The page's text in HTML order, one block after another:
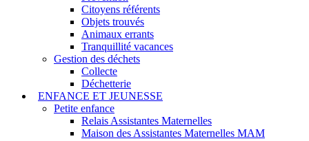
Citoyens référents
Objets trouvés
Animaux errants
Tranquillité vacances
Gestion des déchets
Collecte
Déchetterie
ENFANCE ET JEUNESSE
Petite enfance
Relais Assistantes Maternelles
Maison des Assistantes Maternelles MAM